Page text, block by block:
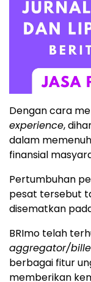
Dengan cara
experience,
dalam
finansial
Pertumbuhan
pesat tersebut
disematkan
BRImo telah
aggregator/
berbagai fitur
memberikan